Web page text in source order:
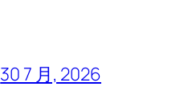
30 7 月, 2026